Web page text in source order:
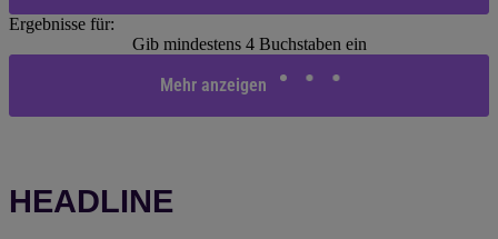
Ergebnisse für:
Gib mindestens 4 Buchstaben ein
Mehr anzeigen
HEADLINE